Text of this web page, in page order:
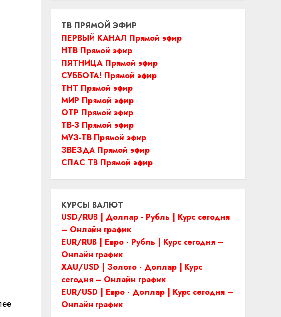
ТВ ПРЯМОЙ ЭФИР
ПЕРВЫЙ КАНАЛ Прямой эфир
НТВ Прямой эфир
ПЯТНИЦА Прямой эфир
СУББОТА! Прямой эфир
ТНТ Прямой эфир
МИР Прямой эфир
ОТР Прямой эфир
ТВ-3 Прямой эфир
МУЗ-ТВ Прямой эфир
ЗВЕЗДА Прямой эфир
СПАС ТВ Прямой эфир
КУРСЫ ВАЛЮТ
USD/RUB | Доллар - Рубль | Курс сегодня
– Онлайн график
EUR/RUB | Евро - Рубль | Курс сегодня –
Онлайн график
XAU/USD | Золото - Доллар | Курс
сегодня – Онлайн график
EUR/USD | Евро - Доллар | Курс сегодня –
Онлайн график